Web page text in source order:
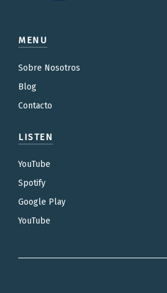
MENU
Sobre Nosotros
Blog
Contacto
LISTEN
YouTube
Spotify
Google Play
YouTube